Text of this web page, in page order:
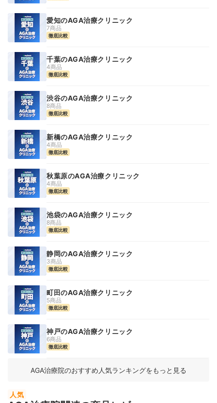
愛知のAGA治療クリニック
7商品
徹底比較
千葉のAGA治療クリニック
4商品
徹底比較
渋谷のAGA治療クリニック
8商品
徹底比較
新橋のAGA治療クリニック
4商品
徹底比較
秋葉原のAGA治療クリニック
4商品
徹底比較
池袋のAGA治療クリニック
8商品
徹底比較
静岡のAGA治療クリニック
3商品
徹底比較
町田のAGA治療クリニック
5商品
徹底比較
神戸のAGA治療クリニック
6商品
徹底比較
AGA治療院のおすすめ人気ランキングをもっと見る
人気